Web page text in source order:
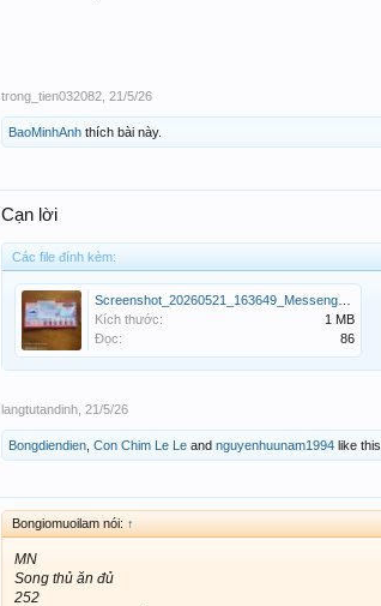
trong_tien032082 21/5/26
BaoMinhAnh thích bài này.
Cạn lời
Các file đính kèm:
Kích thước:
1 MB
Đọc:
86
langtutandinh 21/5/26
Bongdiendien Con Chim Le Le and nguyenhuunam1994 like this.
Bongiomuoilam nói: ↑
MN
Song thủ ăn đủ
252